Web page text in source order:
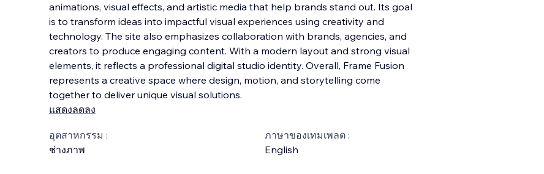
animations, visual effects, and artistic media that help brands stand out. Its goal
is to transform ideas into impactful visual experiences using creativity and
technology. The site also emphasizes collaboration with brands, agencies, and
creators to produce engaging content. With a modern layout and strong visual
elements, it reflects a professional digital studio identity. Overall, Frame Fusion
represents a creative space where design, motion, and storytelling come
together to deliver unique visual solutions.
แสดงลดลง
อุตสาหกรรม :
ช่างภาพ
ภาษาของเทมเพลต :
English